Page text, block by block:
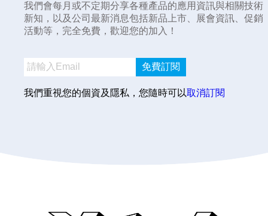
我們會每月或不定期分享各種產品的應用資訊與相關技術
新知，以及公司最新消息包括新品上市、展會資訊、促銷
活動等，完全免費，歡迎您的加入！
免費訂閱
我們重視您的個資及隱私，您隨時可以取消訂閱